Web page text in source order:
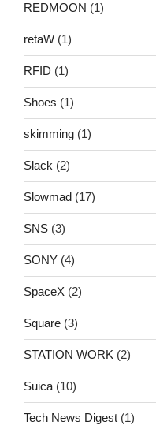
REDMOON (1)
retaW (1)
RFID (1)
Shoes (1)
skimming (1)
Slack (2)
Slowmad (17)
SNS (3)
SONY (4)
SpaceX (2)
Square (3)
STATION WORK (2)
Suica (10)
Tech News Digest (1)